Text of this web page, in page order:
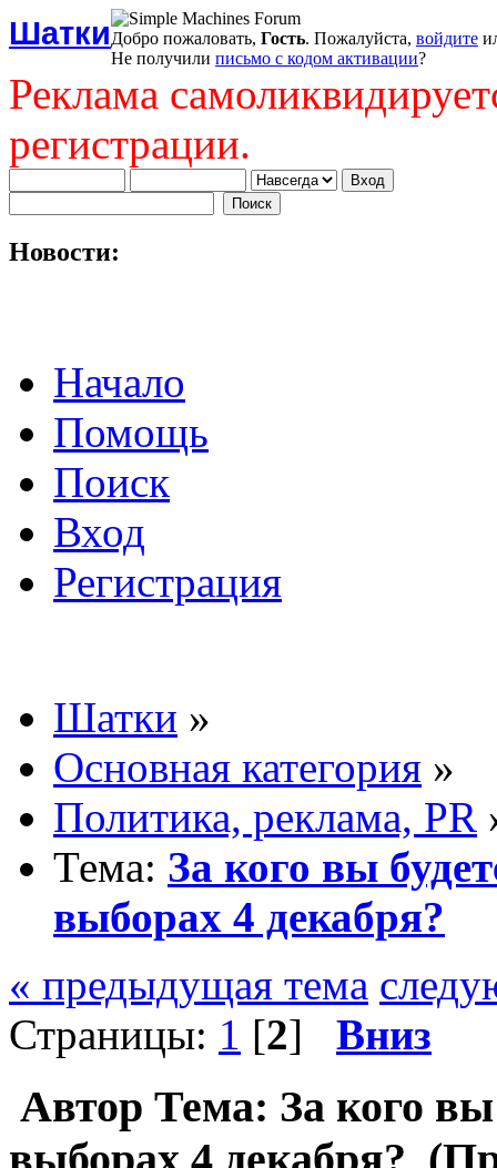
ШаткиДобро пожаловать, Гость. Пожалуйста, войдите
Не получили письмо с кодом активации?
Реклама
регистрации.
Новости:
Начало
Помощь
Поиск
Вход
Регистрация
Шатки »
Основная категория »
Политика, реклама, PR
Тема: За кого вы
выборах 4 декабря?
« предыдущая тема
Страницы: 1 [2] Вниз
Автор Тема: За кого вы